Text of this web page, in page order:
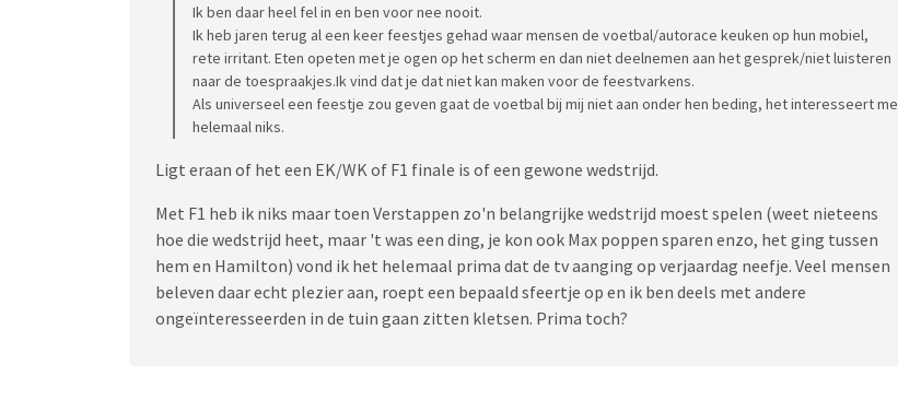
Ik ben daar heel fel in en ben voor nee nooit.
Ik heb jaren terug al een keer feestjes gehad waar mensen de voetbal/autorace keuken op hun mobiel,
rete irritant. Eten opeten met je ogen op het scherm en dan niet deelnemen aan het gesprek/niet luisteren
naar de toespraakjes.Ik vind dat je dat niet kan maken voor de feestvarkens.
Als universeel een feestje zou geven gaat de voetbal bij mij niet aan onder hen beding, het interesseert me
helemaal niks.
Ligt eraan of het een EK/WK of F1 finale is of een gewone wedstrijd.
Met F1 heb ik niks maar toen Verstappen zo'n belangrijke wedstrijd moest spelen (weet nieteens
hoe die wedstrijd heet, maar 't was een ding, je kon ook Max poppen sparen enzo, het ging tussen
hem en Hamilton) vond ik het helemaal prima dat de tv aanging op verjaardag neefje. Veel mensen
beleven daar echt plezier aan, roept een bepaald sfeertje op en ik ben deels met andere
ongeïnteresseerden in de tuin gaan zitten kletsen. Prima toch?